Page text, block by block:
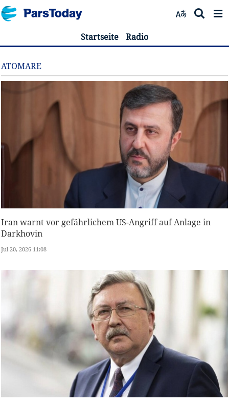
Startseite Radio
ATOMARE
Iran warnt vor gefährlichem US-Angriff auf Anlage in
Darkhovin
Jul 20, 2026 11:08